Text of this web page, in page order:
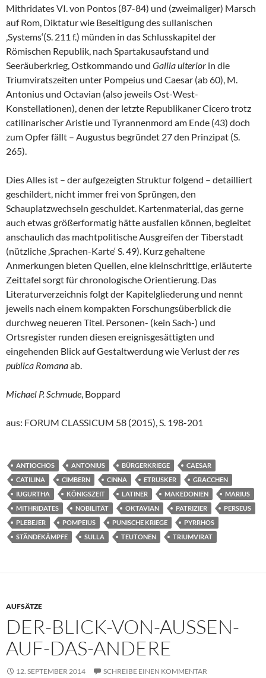
Mithridates VI. von Pontos (87-84) und (zweimaliger) Marsch
auf Rom, Diktatur wie Beseitigung des sullanischen
‚Systems‘(S. 211 f.) münden in das Schlusskapitel der
Römischen Republik, nach Spartakusaufstand und
Seeräuberkrieg, Ostkommando und Gallia ulterior in die
Triumviratszeiten unter Pompeius und Caesar (ab 60), M.
Antonius und Octavian (also jeweils Ost-West-
Konstellationen), denen der letzte Republikaner Cicero trotz
catilinarischer Aristie und Tyrannenmord am Ende (43) doch
zum Opfer fällt – Augustus begründet 27 den Prinzipat (S.
265).
Dies Alles ist – der aufgezeigten Struktur folgend – detailliert
geschildert, nicht immer frei von Sprüngen, den
Schauplatzwechseln geschuldet. Kartenmaterial, das gerne
auch etwas größerformatig hätte ausfallen können, begleitet
anschaulich das machtpolitische Ausgreifen der Tiberstadt
(nützliche ‚Sprachen-Karte‘ S. 49). Kurz gehaltene
Anmerkungen bieten Quellen, eine kleinschrittige, erläuterte
Zeittafel sorgt für chronologische Orientierung. Das
Literaturverzeichnis folgt der Kapitelgliederung und nennt
jeweils nach einem kompakten Forschungsüberblick die
durchweg neueren Titel. Personen- (kein Sach-) und
Ortsregister runden diesen ereignisgesättigten und
eingehenden Blick auf Gestaltwerdung wie Verlust derres
publica Romanaab.
Michael P. Schmude, Boppard
aus: FORUM CLASSICUM 58 (2015), S. 198-201
ANTIOCHOS ANTONIUS BÜRGERKRIEGE
CAESAR
CATILINA
CIMBERN CINNA ETRUSKER
GRACCHEN
IUGURTHA
KÖNIGSZEIT LATINER MAKEDONIEN
MARIUS
MITHRIDATES
NOBILITÄT OKTAVIAN PATRIZIER
PERSEUS
PLEBEJER
POMPEIUS PUNISCHE KRIEGE
PYRRHOS
STÄNDEKÄMPFE
SULLA TEUTONEN TRIUMVIRAT
AUFSÄTZE
DER-BLICK-VON-AUSSEN-A
UF-DAS-ANDERE
12. SEPTEMBER 2014 SCHREIBE EINEN KOMMENTAR